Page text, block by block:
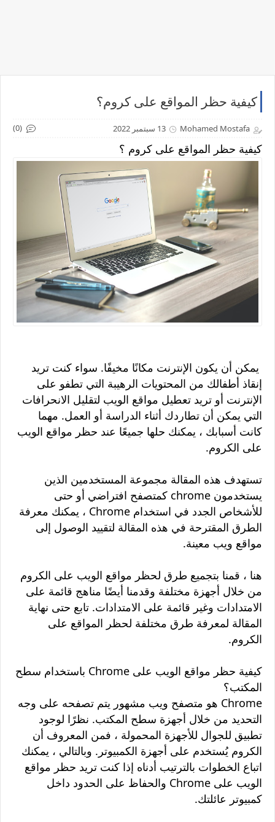
كيفية حظر المواقع على كروم؟
Mohamed Mostafa 13 سبتمبر 2022 (0)
كيفية حظر المواقع على كروم ؟
يمكن أن يكون الإنترنت مكانًا مخيفًا. سواء كنت تريد
إنقاذ أطفالك من المحتويات الرهيبة التي تطفو على
الإنترنت أو تريد تعطيل مواقع الويب لتقليل الانحرافات
التي يمكن أن تطاردك أثناء الدراسة أو العمل. مهما
كانت أسبابك ، يمكنك حلها جميعًا عند حظر مواقع الويب
على الكروم.
تستهدف هذه المقالة مجموعة المستخدمين الذين
يستخدمون chrome كمتصفح افتراضي أو حتى
للأشخاص الجدد في استخدام Chrome ، يمكنك معرفة
الطرق المقترحة في هذه المقالة لتقييد الوصول إلى
مواقع ويب معينة.
هنا ، قمنا بتجميع طرق لحظر مواقع الويب على الكروم
من خلال أجهزة مختلفة وقدمنا ​​أيضًا مناهج قائمة على
الامتدادات وغير قائمة على الامتدادات. تابع حتى نهاية
المقالة لمعرفة طرق مختلفة لحظر المواقع على
الكروم.
كيفية حظر مواقع الويب على Chrome باستخدام سطح
المكتب؟
Chrome هو متصفح ويب مشهور يتم تصفحه على وجه
التحديد من خلال أجهزة سطح المكتب. نظرًا لوجود
تطبيق للجوال للأجهزة المحمولة ، فمن المعروف أن
الكروم يُستخدم على أجهزة الكمبيوتر. وبالتالي ، يمكنك
اتباع الخطوات بالترتيب أدناه إذا كنت تريد حظر مواقع
الويب على Chrome والحفاظ على الحدود داخل
كمبيوتر عائلتك.